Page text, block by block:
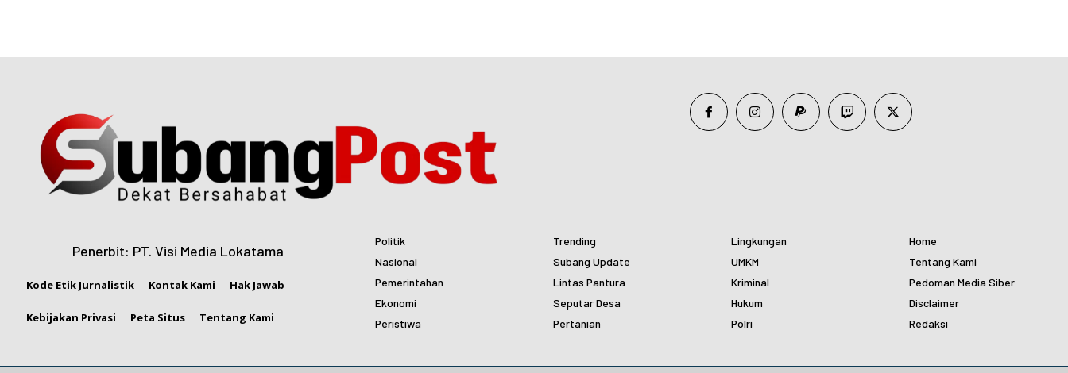
Penerbit: PT. Visi Media Lokatama
Kode Etik Jurnalistik Kontak Kami Hak Jawab
Kebijakan Privasi Peta Situs Tentang Kami
Politik
Nasional
Pemerintahan
Ekonomi
Peristiwa
Trending
Subang Update
Lintas Pantura
Seputar Desa
Pertanian
Lingkungan
UMKM
Kriminal
Hukum
Polri
Home
Tentang Kami
Pedoman Media Siber
Disclaimer
Redaksi